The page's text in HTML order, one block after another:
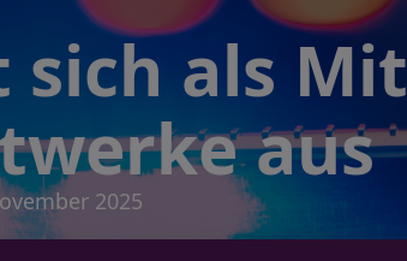
als
aus
2025